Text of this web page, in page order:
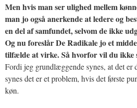
Men hvis man ser ulighed mellem
man jo også anerkende at ledere og
en del af samfundet, selvom de ikke
Og nu foreslår De Radikale jo et
tilfælde at virke. Så hvorfor vil du ikke
Fordi jeg grundlæggende synes, at det er
synes det er et problem, hvis det første
køn.